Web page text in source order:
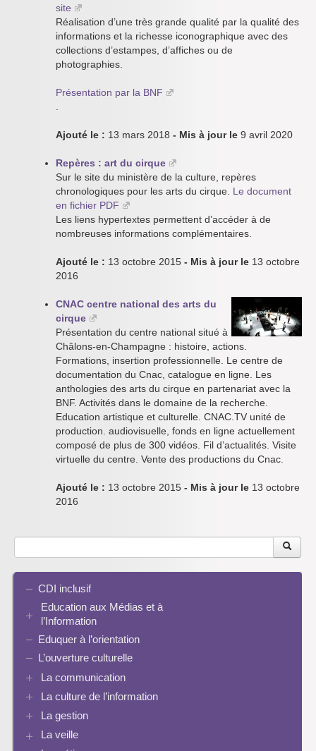
site
Réalisation d’une très grande qualité par la qualité des
informations et la richesse iconographique avec des
collections d’estampes, d’affiches ou de
photographies.
Présentation par la BNF
Ajouté le : 13 mars 2018 - Mis à jour le 9 avril 2020
Repères : art du cirque
Sur le site du ministère de la culture, repères
chronologiques pour les arts du cirque. Le document
en fichier PDF
Les liens hypertextes permettent d’accéder à de
nombreuses informations complémentaires.
Ajouté le : 13 octobre 2015 - Mis à jour le 13 octobre
2016
CNAC centre national des arts du
cirque
Présentation du centre national situé à
Châlons-en-Champagne : histoire, actions.
Formations, insertion professionnelle. Le centre de
documentation du Cnac, catalogue en ligne. Les
anthologies des arts du cirque en partenariat avec la
BNF. Activités dans le domaine de la recherche.
Education artistique et culturelle. CNAC.TV unité de
production. audiovisuelle, fonds en ligne actuellement
composé de plus de 300 vidéos. Fil d’actualités. Visite
virtuelle du centre. Vente des productions du Cnac.
Ajouté le : 13 octobre 2015 - Mis à jour le 13 octobre
2016
CDI inclusif
Education aux Médias et à
l’Information
EMI et translittératie
La culture de la participation
Identité / Présence numérique / Traces
Informatique, algorithmes et réalité augmentée
Enseigner Google
Eduquer à l’orientation
L’ouverture culturelle
La communication
Plaquettes de communication
Présence numérique du CDI
La culture de l’information
Ressources pour penser une didactique
La recherche documentaire
La gestion
Les logiciels documentaires
Bcdi esidoc
La veille